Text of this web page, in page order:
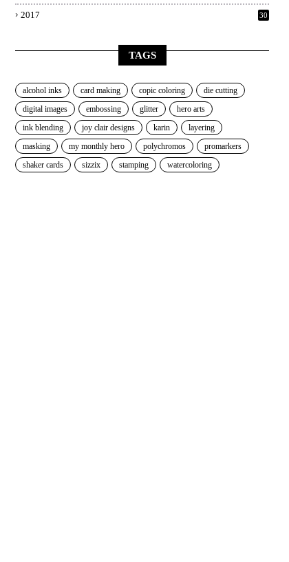
2017 30
TAGS
alcohol inks card making copic coloring
die cutting
digital images
embossing glitter
hero arts
ink blending
joy clair designs karin
layering
masking
my monthly hero polychromos
promarkers
shaker cards
sizzix stamping watercoloring